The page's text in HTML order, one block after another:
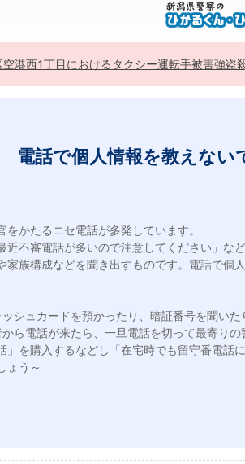
空港西1丁目におけるタクシー運転手被害強盗
電話で個人情報を教えない
かたるニセ電話が多発しています。
不審電話が多いので注意してください」な
家族構成などを聞き出すものです。電話で個
シュカードを預かったり、暗証番号を聞いた
ら電話が来たら、一旦電話を切って最寄りの
」を購入するなどし「在宅時でも留守番電話